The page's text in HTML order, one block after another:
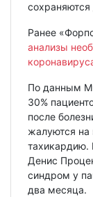
Ранее
анализы
По данным
30%
после
жалуются на
тахикардию.
Денис
синдром у
два месяца.